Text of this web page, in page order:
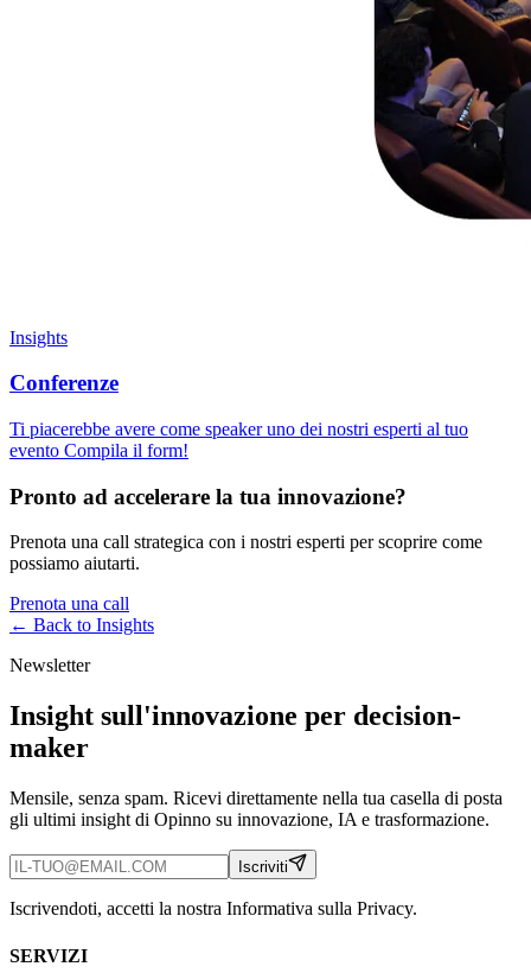
Insights
Conferenze
Ti piacerebbe avere come speaker uno dei nostri esperti al tuo
evento Compila il form!
Pronto ad accelerare la tua innovazione?
Prenota una call strategica con i nostri esperti per scoprire come
possiamo aiutarti.
Prenota una call
← Back to Insights
Newsletter
Insight sull'innovazione per decision-
maker
Mensile, senza spam. Ricevi direttamente nella tua casella di posta
gli ultimi insight di Opinno su innovazione, IA e trasformazione.
Iscriviti
Iscrivendoti, accetti la nostra Informativa sulla Privacy.
SERVIZI